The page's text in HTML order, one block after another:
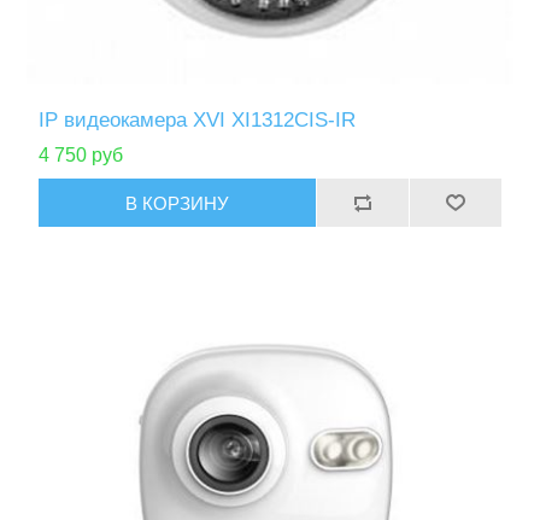
IP видеокамера XVI XI1312СIS-IR
4 750 руб